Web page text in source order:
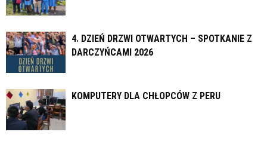
4. DZIEŃ DRZWI OTWARTYCH – SPOTKANIE Z
DARCZYŃCAMI 2026
KOMPUTERY DLA CHŁOPCÓW Z PERU